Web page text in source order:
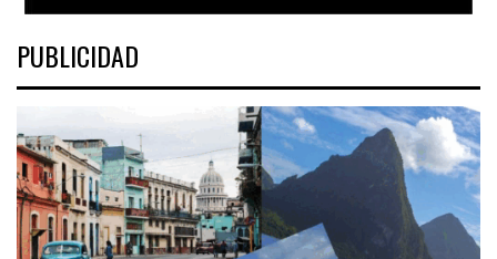
PUBLICIDAD